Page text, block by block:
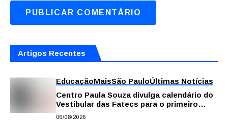
Artigos Recentes
EducaçãoMaisSão PauloÚltimas Notícias
Centro Paula Souza divulga calendário do
Vestibular das Fatecs para o primeiro
semestre de 2027
06/08/2026